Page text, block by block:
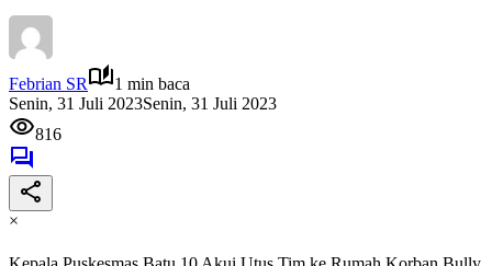
Febrian SR
1 min baca
Senin, 31 Juli 2023Senin, 31 Juli 2023
816
×